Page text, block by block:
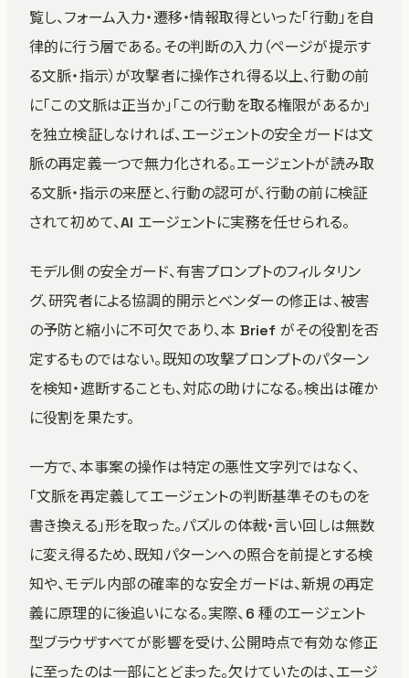
覧し、フォーム入力・遷移・情報取得といった「行動」を自
律的に行う層である。その判断の入力（ページが提示す
る文脈・指示）が攻撃者に操作され得る以上、行動の前
に「この文脈は正当か」「この行動を取る権限があるか」
を独立検証しなければ、エージェントの安全ガードは文
脈の再定義一つで無力化される。エージェントが読み取
る文脈・指示の来歴と、行動の認可が、行動の前に検証
されて初めて、AI エージェントに実務を任せられる。
モデル側の安全ガード、有害プロンプトのフィルタリン
グ、研究者による協調的開示とベンダーの修正は、被害
の予防と縮小に不可欠であり、本 Brief がその役割を否
定するものではない。既知の攻撃プロンプトのパターン
を検知・遮断することも、対応の助けになる。検出は確か
に役割を果たす。
一方で、本事案の操作は特定の悪性文字列ではなく、
「文脈を再定義してエージェントの判断基準そのものを
書き換える」形を取った。パズルの体裁・言い回しは無数
に変え得るため、既知パターンへの照合を前提とする検
知や、モデル内部の確率的な安全ガードは、新規の再定
義に原理的に後追いになる。実際、6 種のエージェント
型ブラウザすべてが影響を受け、公開時点で有効な修正
に至ったのは一部にとどまった。欠けていたのは、エージ